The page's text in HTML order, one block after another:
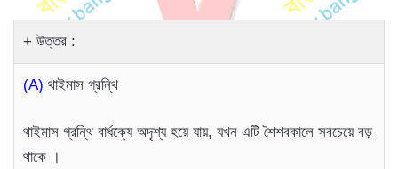
উত্তর :
(A) থাইমাস গ্রন্থি
থাইমাস গ্রন্থি বার্ধক্যে অদৃশ্য হয়ে যায়, যখন এটি শৈশবকালে সবচেয়ে বড়
থাকে ।